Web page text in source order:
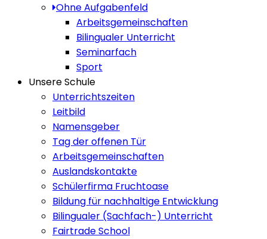
Ohne Aufgabenfeld
Arbeitsgemeinschaften
Bilingualer Unterricht
Seminarfach
Sport
Unsere Schule
Unterrichtszeiten
Leitbild
Namensgeber
Tag der offenen Tür
Arbeitsgemeinschaften
Auslandskontakte
Schülerfirma Fruchtoase
Bildung für nachhaltige Entwicklung
Bilingualer (Sachfach-) Unterricht
Fairtrade School